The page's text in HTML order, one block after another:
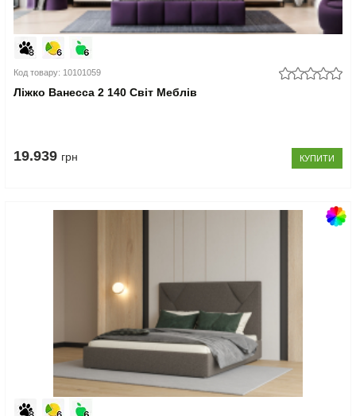
Код товару: 10101059
Ліжко Ванесса 2 140 Світ Меблів
19.939 грн КУПИТИ